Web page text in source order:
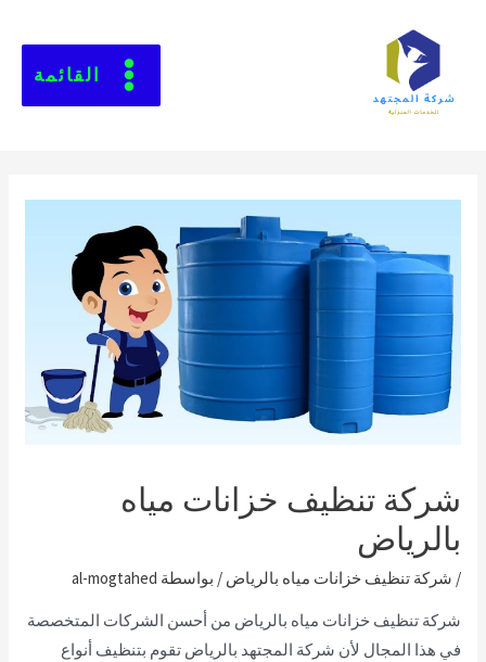
القائمة
شركة تنظيف خزانات مياه
بالرياض
/ شركة تنظيف خزانات مياه بالرياض / بواسطة al-mogtahed
شركة تنظيف خزانات مياه بالرياض من أحسن الشركات المتخصصة
في هذا المجال لأن شركة المجتهد بالرياض تقوم بتنظيف أنواع